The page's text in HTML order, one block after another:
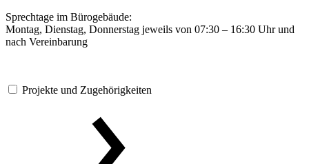
Sprechtage im Bürogebäude:
Montag, Dienstag, Donnerstag jeweils von 07:30 – 16:30 Uhr und
nach Vereinbarung
Projekte und Zugehörigkeiten